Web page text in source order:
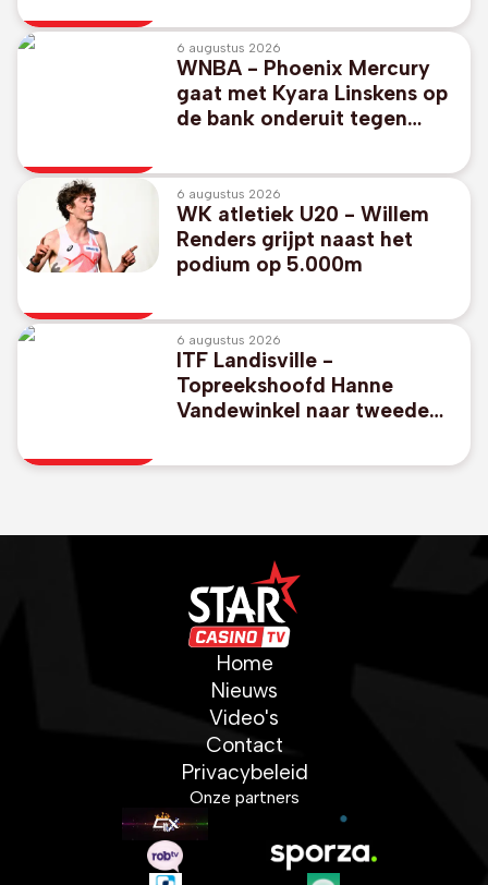
6 augustus 2026
WNBA - Phoenix Mercury
gaat met Kyara Linskens op
de bank onderuit tegen
6 augustus 2026
WK atletiek U20 - Willem
Renders grijpt naast het
podium op 5.000m
6 augustus 2026
ITF Landisville -
Topreekshoofd Hanne
Vandewinkel naar tweede
Home
Nieuws
Video's
Contact
Privacybeleid
Onze partners